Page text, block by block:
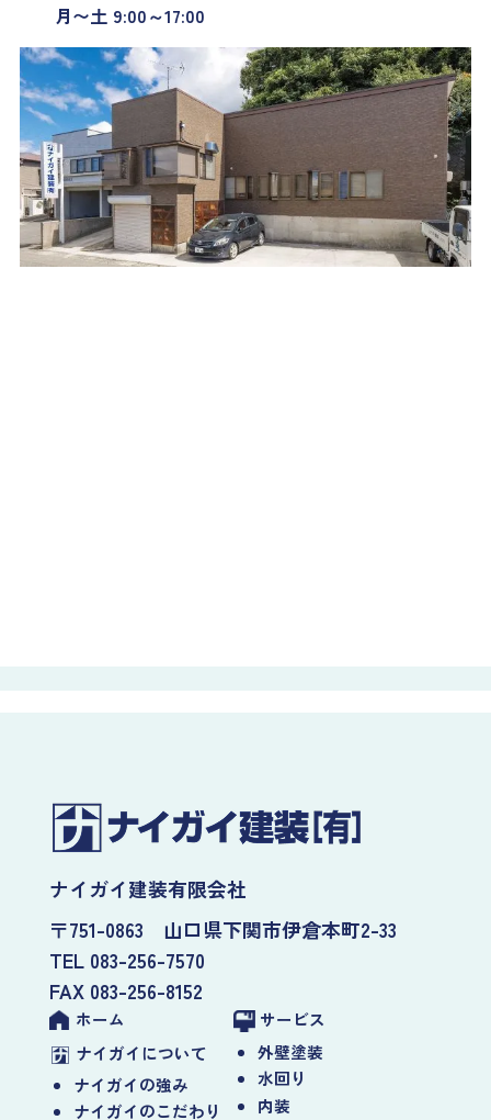
月〜土 9:00～17:00
ナイガイ建装有限会社
〒751-0863 山口県下関市伊倉本町2-33
TEL 083-256-7570
FAX 083-256-8152
ホーム
ナイガイについて
ナイガイの強み
ナイガイのこだわり
サービス
外壁塗装
水回り
内装